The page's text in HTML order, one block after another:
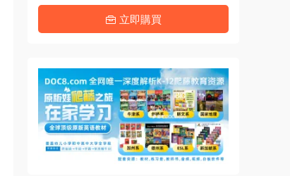
立即購買